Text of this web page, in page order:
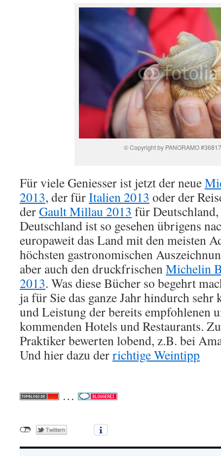
© Copyright by PANORAMO
Für viele Geniesser ist jetzt der neue
2013, der fürItalien 2013 oder der
derGault Millau 2013 für
Deutschland ist so gesehen übrigens
europaweit das Land mit den meisten
höchsten gastronomischen
aber auch den druckfrischenMichelin
2013. Was diese Bücher so begehrt
ja für Sie das ganze Jahr hindurch
und Leistung der bereits empfohlenen
kommenden Hotels und Restaurants.
Praktiker bewerten lobend, z.B. bei
Und hier dazu derrichtige Weintipp
…